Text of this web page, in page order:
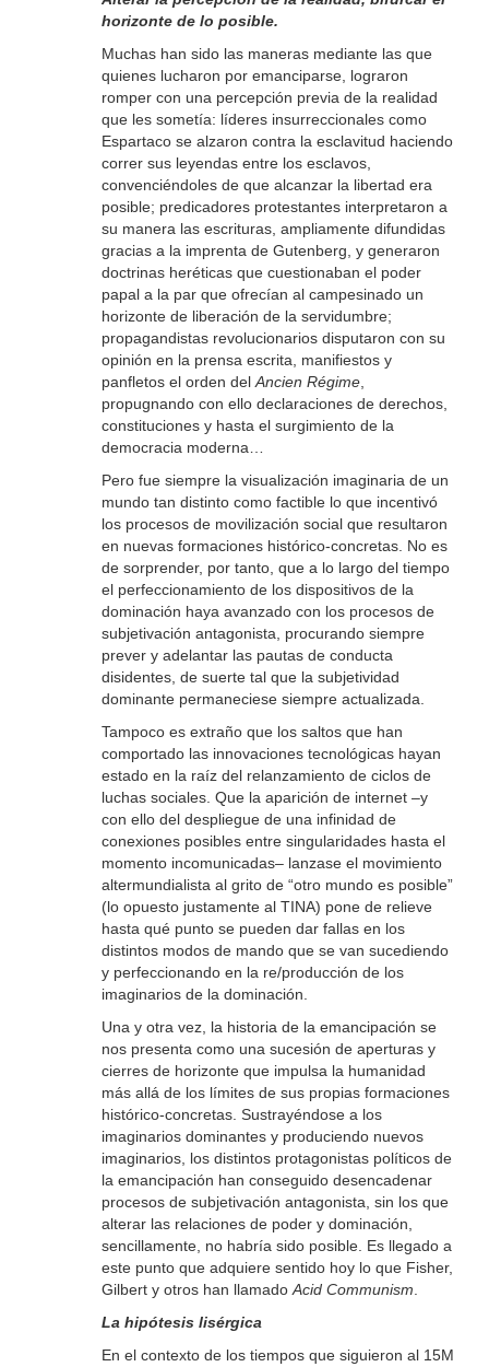
horizonte de lo posible.
Muchas han sido las maneras mediante las que
quienes lucharon por emanciparse, lograron
romper con una percepción previa de la realidad
que les sometía: líderes insurreccionales como
Espartaco se alzaron contra la esclavitud haciendo
correr sus leyendas entre los esclavos,
convenciéndoles de que alcanzar la libertad era
posible; predicadores protestantes interpretaron a
su manera las escrituras, ampliamente difundidas
gracias a la imprenta de Gutenberg, y generaron
doctrinas heréticas que cuestionaban el poder
papal a la par que ofrecían al campesinado un
horizonte de liberación de la servidumbre;
propagandistas revolucionarios disputaron con su
opinión en la prensa escrita, manifiestos y
panfletos el orden del Ancien Régime,
propugnando con ello declaraciones de derechos,
constituciones y hasta el surgimiento de la
democracia moderna…
Pero fue siempre la visualización imaginaria de un
mundo tan distinto como factible lo que incentivó
los procesos de movilización social que resultaron
en nuevas formaciones histórico-concretas. No es
de sorprender, por tanto, que a lo largo del tiempo
el perfeccionamiento de los dispositivos de la
dominación haya avanzado con los procesos de
subjetivación antagonista, procurando siempre
prever y adelantar las pautas de conducta
disidentes, de suerte tal que la subjetividad
dominante permaneciese siempre actualizada.
Tampoco es extraño que los saltos que han
comportado las innovaciones tecnológicas hayan
estado en la raíz del relanzamiento de ciclos de
luchas sociales. Que la aparición de internet –y
con ello del despliegue de una infinidad de
conexiones posibles entre singularidades hasta el
momento incomunicadas– lanzase el movimiento
altermundialista al grito de “otro mundo es posible”
(lo opuesto justamente al TINA) pone de relieve
hasta qué punto se pueden dar fallas en los
distintos modos de mando que se van sucediendo
y perfeccionando en la re/producción de los
imaginarios de la dominación.
Una y otra vez, la historia de la emancipación se
nos presenta como una sucesión de aperturas y
cierres de horizonte que impulsa la humanidad
más allá de los límites de sus propias formaciones
histórico-concretas. Sustrayéndose a los
imaginarios dominantes y produciendo nuevos
imaginarios, los distintos protagonistas políticos de
la emancipación han conseguido desencadenar
procesos de subjetivación antagonista, sin los que
alterar las relaciones de poder y dominación,
sencillamente, no habría sido posible. Es llegado a
este punto que adquiere sentido hoy lo que Fisher,
Gilbert y otros han llamado Acid Communism
La hipótesis lisérgica
En el contexto de los tiempos que siguieron al 15M